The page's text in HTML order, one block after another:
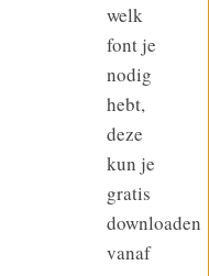
welk
font je
nodig
hebt,
deze
kun je
gratis
downloaden
vanaf